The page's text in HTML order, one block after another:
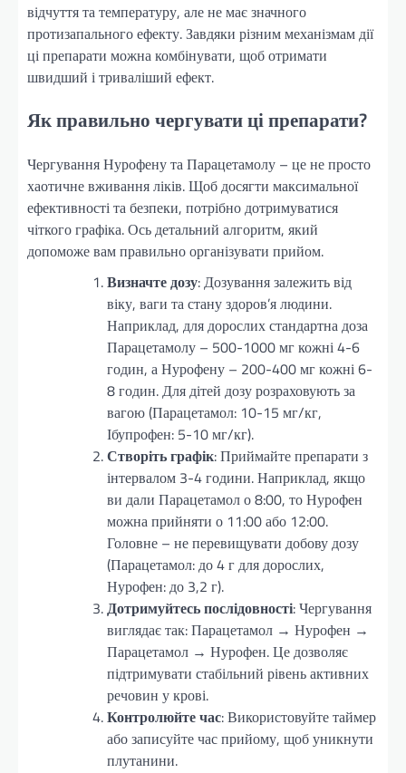
відчуття та температуру, але не має значного
протизапального ефекту. Завдяки різним механізмам дії
ці препарати можна комбінувати, щоб отримати
швидший і триваліший ефект.
Як правильно чергувати ці препарати?
Чергування Нурофену та Парацетамолу – це не просто
хаотичне вживання ліків. Щоб досягти максимальної
ефективності та безпеки, потрібно дотримуватися
чіткого графіка. Ось детальний алгоритм, який
допоможе вам правильно організувати прийом.
Визначте дозу: Дозування залежить від
віку, ваги та стану здоров’я людини.
Наприклад, для дорослих стандартна доза
Парацетамолу – 500-1000 мг кожні 4-6
годин, а Нурофену – 200-400 мг кожні 6-
8 годин. Для дітей дозу розраховують за
вагою (Парацетамол: 10-15 мг/кг,
Ібупрофен: 5-10 мг/кг).
Створіть графік: Приймайте препарати з
інтервалом 3-4 години. Наприклад, якщо
ви дали Парацетамол о 8:00, то Нурофен
можна прийняти о 11:00 або 12:00.
Головне – не перевищувати добову дозу
(Парацетамол: до 4 г для дорослих,
Нурофен: до 3,2 г).
Дотримуйтесь послідовності: Чергування
виглядає так: Парацетамол → Нурофен →
Парацетамол → Нурофен. Це дозволяє
підтримувати стабільний рівень активних
речовин у крові.
Контролюйте час: Використовуйте таймер
або записуйте час прийому, щоб уникнути
плутанини.